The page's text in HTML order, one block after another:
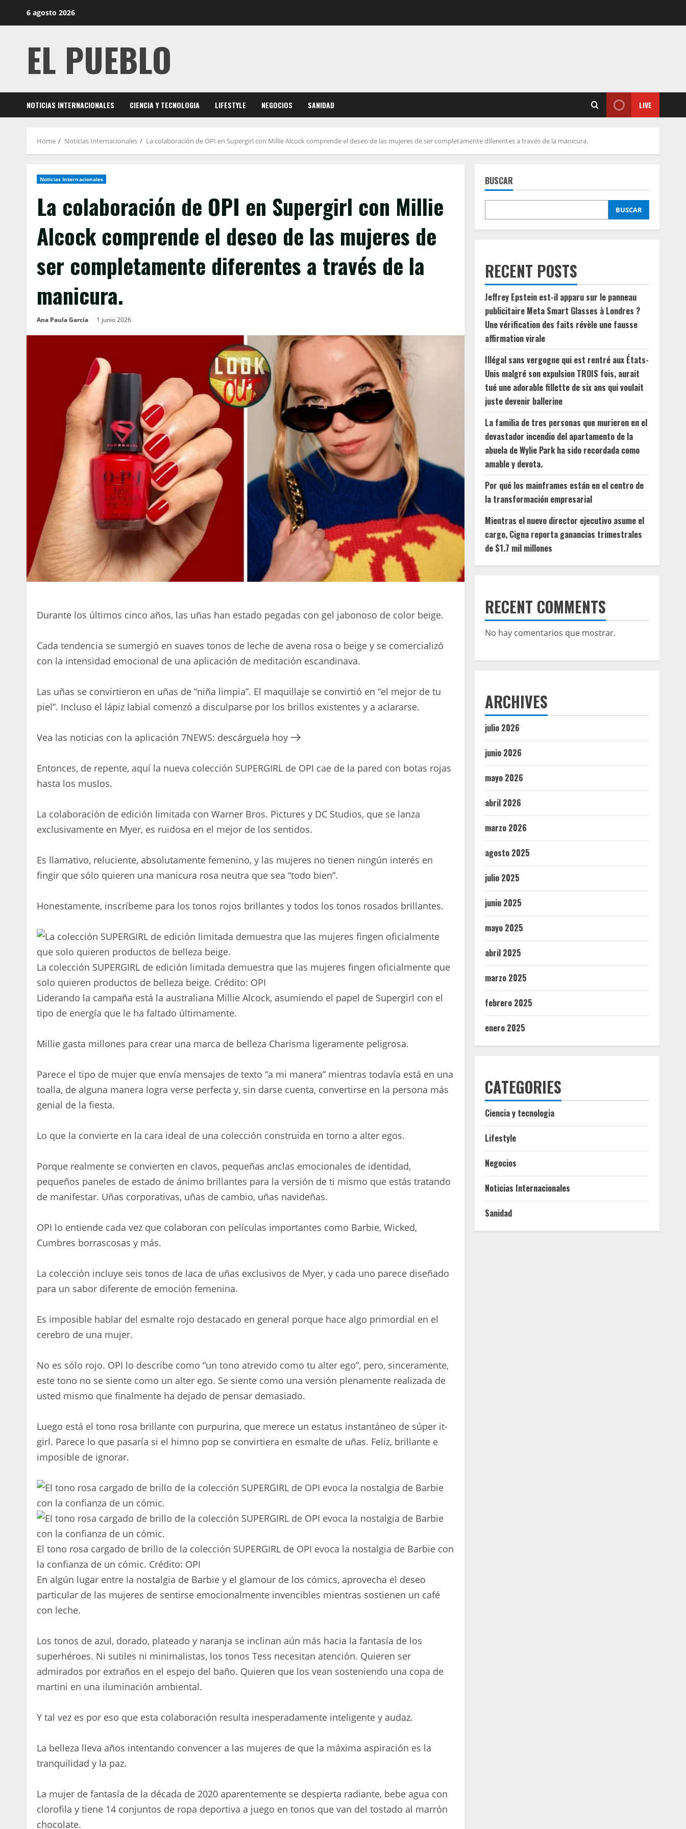
6 agosto 2026
EL PUEBLO
NOTICIAS INTERNACIONALES CIENCIA Y TECNOLOGIA LIFESTYLE NEGOCIOS SANIDAD LIVE
Home Noticias Internacionales La colaboración de OPI en Supergirl con Millie Alcock comprende el deseo de las mujeres de ser completamente diferentes a través de la manicura.
Noticias Internacionales
La colaboración de OPI en Supergirl con Millie
Alcock comprende el deseo de las mujeres de
ser completamente diferentes a través de la
manicura.
Ana Paula García 1 junio 2026
Durante los últimos cinco años, las uñas han estado pegadas con gel jabonoso de color beige.
Cada tendencia se sumergió en suaves tonos de leche de avena rosa o beige y se comercializó
con la intensidad emocional de una aplicación de meditación escandinava.
Las uñas se convirtieron en uñas de “niña limpia”. El maquillaje se convirtió en “el mejor de tu
piel”. Incluso el lápiz labial comenzó a disculparse por los brillos existentes y a aclararse.
Vea las noticias con la aplicación 7NEWS: descárguela hoy
Entonces, de repente, aquí la nueva colección SUPERGIRL de OPI cae de la pared con botas rojas
hasta los muslos.
La colaboración de edición limitada con Warner Bros. Pictures y DC Studios, que se lanza
exclusivamente en Myer, es ruidosa en el mejor de los sentidos.
Es llamativo, reluciente, absolutamente femenino, y las mujeres no tienen ningún interés en
fingir que sólo quieren una manicura rosa neutra que sea “todo bien”.
Honestamente, inscríbeme para los tonos rojos brillantes y todos los tonos rosados ​​brillantes.
La colección SUPERGIRL de edición limitada demuestra que las mujeres fingen oficialmente que
solo quieren productos de belleza beige. Crédito: OPI
Liderando la campaña está la australiana Millie Alcock, asumiendo el papel de Supergirl con el
tipo de energía que le ha faltado últimamente.
Millie gasta millones para crear una marca de belleza Charisma ligeramente peligrosa.
Parece el tipo de mujer que envía mensajes de texto “a mi manera” mientras todavía está en una
toalla, de alguna manera logra verse perfecta y, sin darse cuenta, convertirse en la persona más
genial de la fiesta.
Lo que la convierte en la cara ideal de una colección construida en torno a alter egos.
Porque realmente se convierten en clavos, pequeñas anclas emocionales de identidad,
pequeños paneles de estado de ánimo brillantes para la versión de ti mismo que estás tratando
de manifestar. Uñas corporativas, uñas de cambio, uñas navideñas.
OPI lo entiende cada vez que colaboran con películas importantes como Barbie, Wicked,
Cumbres borrascosas y más.
La colección incluye seis tonos de laca de uñas exclusivos de Myer, y cada uno parece diseñado
para un sabor diferente de emoción femenina.
Es imposible hablar del esmalte rojo destacado en general porque hace algo primordial en el
cerebro de una mujer.
No es sólo rojo. OPI lo describe como “un tono atrevido como tu alter ego”, pero, sinceramente,
este tono no se siente como un alter ego. Se siente como una versión plenamente realizada de
usted mismo que finalmente ha dejado de pensar demasiado.
Luego está el tono rosa brillante con purpurina, que merece un estatus instantáneo de súper it-
girl. Parece lo que pasaría si el himno pop se convirtiera en esmalte de uñas. Feliz, brillante e
imposible de ignorar.
El tono rosa cargado de brillo de la colección SUPERGIRL de OPI evoca la nostalgia de Barbie con
la confianza de un cómic. Crédito: OPI
En algún lugar entre la nostalgia de Barbie y el glamour de los cómics, aprovecha el deseo
particular de las mujeres de sentirse emocionalmente invencibles mientras sostienen un café
con leche.
Los tonos de azul, dorado, plateado y naranja se inclinan aún más hacia la fantasía de los
superhéroes. Ni sutiles ni minimalistas, los tonos Tess necesitan atención. Quieren ser
admirados por extraños en el espejo del baño. Quieren que los vean sosteniendo una copa de
martini en una iluminación ambiental.
Y tal vez es por eso que esta colaboración resulta inesperadamente inteligente y audaz.
La belleza lleva años intentando convencer a las mujeres de que la máxima aspiración es la
tranquilidad y la paz.
La mujer de fantasía de la década de 2020 aparentemente se despierta radiante, bebe agua con
clorofila y tiene 14 conjuntos de ropa deportiva a juego en tonos que van del tostado al marrón
chocolate.
BUSCAR
BUSCAR
RECENT POSTS
Jeffrey Epstein est-il apparu sur le panneau
publicitaire Meta Smart Glasses à Londres ?
Une vérification des faits révèle une fausse
affirmation virale
Illégal sans vergogne qui est rentré aux États-
Unis malgré son expulsion TROIS fois, aurait
tué une adorable fillette de six ans qui voulait
juste devenir ballerine
La familia de tres personas que murieron en el
devastador incendio del apartamento de la
abuela de Wylie Park ha sido recordada como
amable y devota.
Por qué los mainframes están en el centro de
la transformación empresarial
Mientras el nuevo director ejecutivo asume el
cargo, Cigna reporta ganancias trimestrales
de $1.7 mil millones
RECENT COMMENTS
No hay comentarios que mostrar.
ARCHIVES
julio 2026
junio 2026
mayo 2026
abril 2026
marzo 2026
agosto 2025
julio 2025
junio 2025
mayo 2025
abril 2025
marzo 2025
febrero 2025
enero 2025
CATEGORIES
Ciencia y tecnologia
Lifestyle
Negocios
Noticias Internacionales
Sanidad